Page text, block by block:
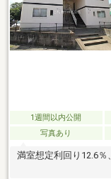
1週間以内公開
写真あり
満室想定利回り12.6％